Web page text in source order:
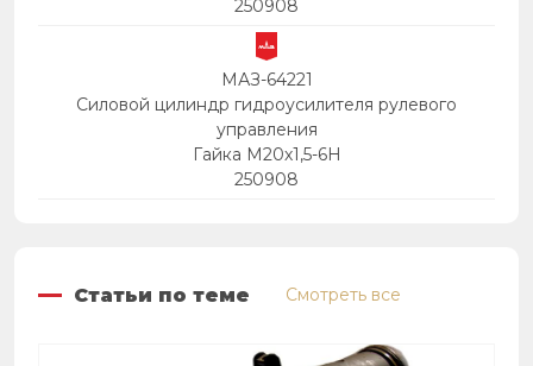
250908
МАЗ-64221
Силовой цилиндр гидроусилителя рулевого
управления
Гайка М20х1,5-6Н
250908
Статьи по теме Смотреть все